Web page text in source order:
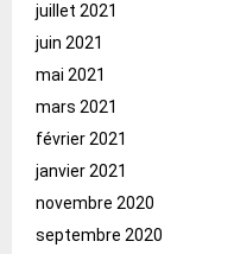
juillet 2021
juin 2021
mai 2021
mars 2021
février 2021
janvier 2021
novembre 2020
septembre 2020